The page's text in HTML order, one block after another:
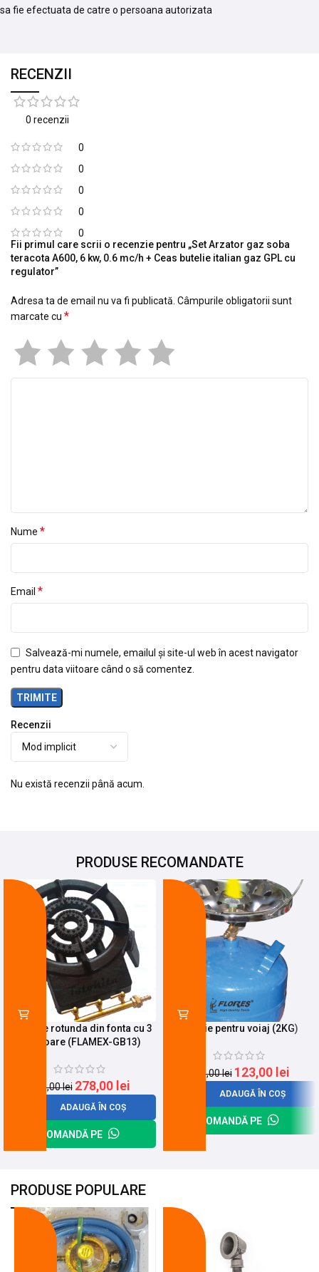
sa fie efectuata de catre o persoana autorizata
RECENZII
0 recenzii
0
0
0
0
0
Recenzii
Nu există recenzii până acum.
Fii primul care scrii o recenzie pentru „Set Arzator gaz soba
teracota A600, 6 kw, 0.6 mc/h + Ceas butelie italian gaz GPL cu
regulator”
Adresa ta de email nu va fi publicată. Câmpurile obligatorii sunt
marcate cu *
Nume *
Email *
Salvează-mi numele, emailul și site-ul web în acest navigator
pentru data viitoare când o să comentez.
PRODUSE RECOMANDATE
Pirostrie rotunda din fonta cu 3
arzatoare (FLAMEX-GB13)
355,00lei 278,00 lei
ADAUGĂ ÎN COȘ
COMANDĂ PE
Butelie pentru voiaj (2KG)
143,00lei 123,00 lei
ADAUGĂ ÎN COȘ
COMANDĂ PE
PRODUSE POPULARE